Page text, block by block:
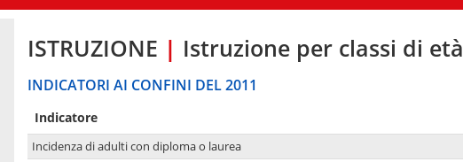
ISTRUZIONE | Istruzione per classi di età
INDICATORI AI CONFINI DEL 2011
Indicatore
Incidenza di adulti con diploma o laurea